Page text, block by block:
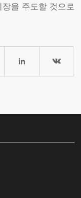
을 주도할 것으로